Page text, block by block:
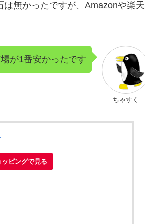
無かったですが、Amazonや楽天
ちゃすく
が1番安かったです
ピングで見る